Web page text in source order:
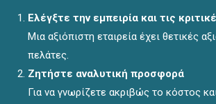
Ελέγξτε την εμπειρία και τις
Μια αξιόπιστη εταιρεία έχει θετικές
πελάτες.
Ζητήστε αναλυτική προσφορά
Για να γνωρίζετε ακριβώς το κόστος